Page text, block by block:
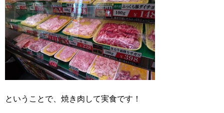
ということで、焼き肉して実食です！